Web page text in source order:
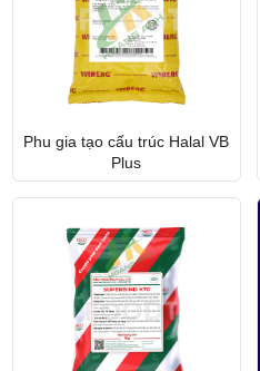
Phu gia tạo cấu trúc Halal VB
Plus